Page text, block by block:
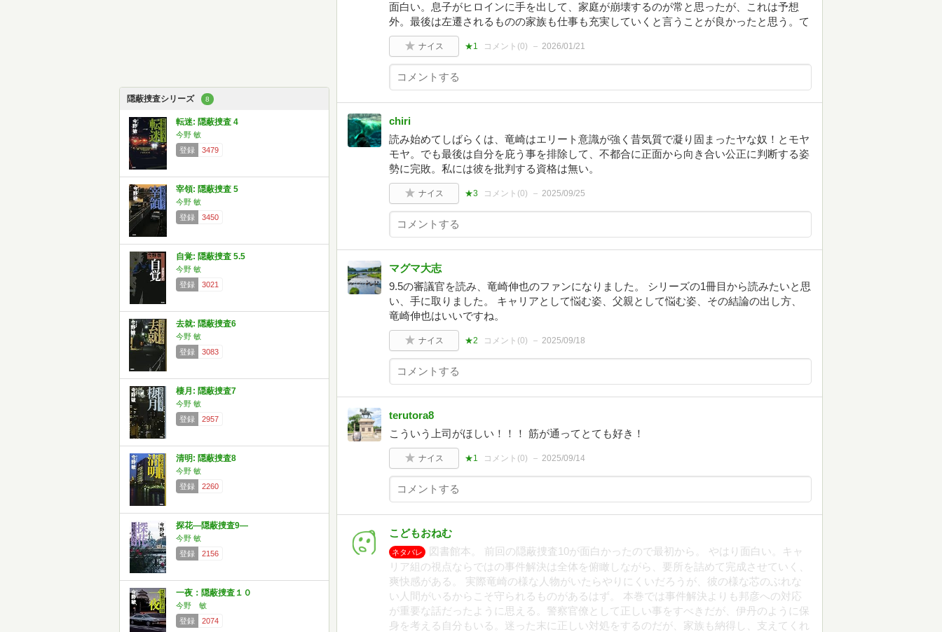
隠蔽捜査シリーズ 8
転迷: 隠蔽捜査 4
今野 敏
登録
3479
宰領: 隠蔽捜査 5
今野 敏
登録
3450
自覚: 隠蔽捜査 5.5
今野 敏
登録
3021
去就: 隠蔽捜査6
今野 敏
登録
3083
棲月: 隠蔽捜査7
今野 敏
登録
2957
清明: 隠蔽捜査8
今野 敏
登録
2260
探花―隠蔽捜査9―
今野 敏
登録
2156
一夜：隠蔽捜査１０
今野 敏
登録
2074
面白い。息子がヒロインに手を出して、家庭が崩壊するのが常と思ったが、これは予想
外。最後は左遷されるものの家族も仕事も充実していくと言うことが良かったと思う。て
ナイス ★1 コメント(0) 2026/01/21
chiri
読み始めてしばらくは、竜崎はエリート意識が強く昔気質で凝り固まったヤな奴！とモヤ
モヤ。でも最後は自分を庇う事を排除して、不都合に正面から向き合い公正に判断する姿
勢に完敗。私には彼を批判する資格は無い。
ナイス ★3 コメント(0) 2025/09/25
マグマ大志
9.5の審議官を読み、竜崎伸也のファンになりました。 シリーズの1冊目から読みたいと思
い、手に取りました。 キャリアとして悩む姿、父親として悩む姿、その結論の出し方、
竜崎伸也はいいですね。
ナイス ★2 コメント(0) 2025/09/18
terutora8
こういう上司がほしい！！！ 筋が通ってとても好き！
ナイス ★1 コメント(0) 2025/09/14
こどもおねむ
ネタバレ
図書館本。 前回の隠蔽捜査10が面白かったので最初から。 やはり面白い。キャ
リア組の視点ならではの事件解決は全体を俯瞰しながら、要所を詰めて完成させていく、
爽快感がある。 実際竜崎の様な人物がいたらやりにくいだろうが、彼の様な芯のぶれな
い人間がいるからこそ守られるものがあるはず。 本巻では事件解決よりも邦彦への対応
が重要な話だったように思える。警察官僚として正しい事をすべきだが、伊丹のように保
身を考える自分もいる。迷った末に正しい対処をするのだが、家族も納得し、支えてくれ